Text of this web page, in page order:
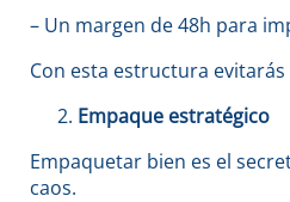
– Un margen de 48h para
Con esta estructura
Empaque estratégico
Empaquetar bien es el
caos.